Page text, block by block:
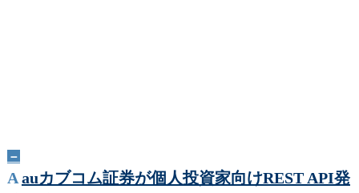
－
A auカブコム証券が個人投資家向けREST API発